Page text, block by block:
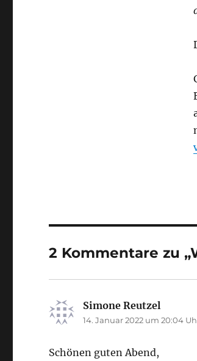
2 Kommentare zu
Simone Reutzel
14. Januar 2022 um 20:04
Schönen guten Abend,